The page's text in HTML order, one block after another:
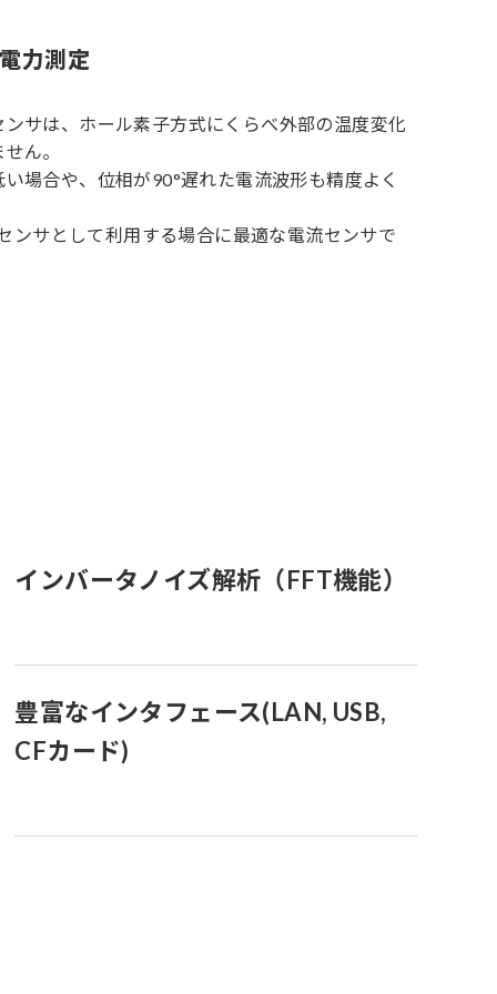
力測定
サは、ホール素子方式にくらべ外部の温度変化
ん。
場合や、位相が90°遅れた電流波形も精度よく
ンサとして利用する場合に最適な電流センサで
インバータノイズ解析（FFT機能）
豊富なインタフェース(LAN, USB,
CFカード)